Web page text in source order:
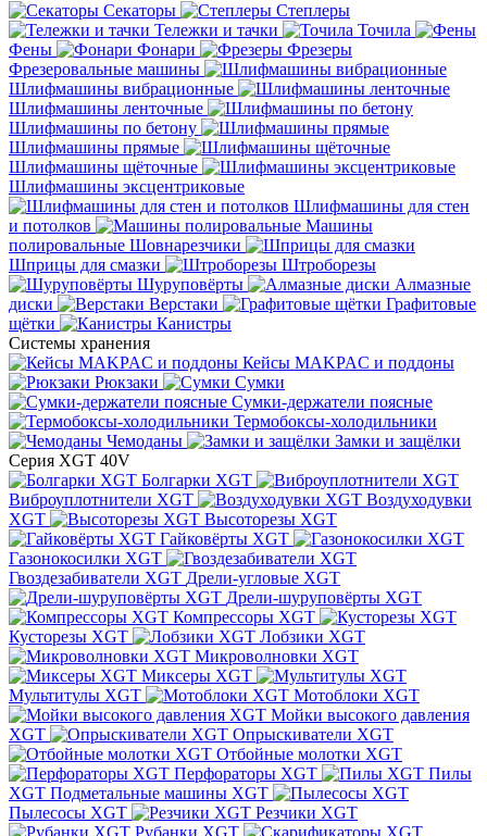
Секаторы
Степлеры
Тележки и тачки
Точила
Фены
Фонари
Фрезеры
Фрезеровальные машины
Шлифмашины вибрационные
Шлифмашины ленточные
Шлифмашины по бетону
Шлифмашины прямые
Шлифмашины щёточные
Шлифмашины эксцентриковые
Шлифмашины для стен
и потолков
Машины
полировальные Шовнарезчики
Шприцы для смазки
Штроборезы
Шуруповёрты
Алмазные
диски
Верстаки
Графитовые
щётки
Канистры
Системы хранения
Кейсы MAKPAC и поддоны
Рюкзаки
Сумки
Сумки-держатели поясные
Термобоксы-холодильники
Чемоданы
Замки и защёлки
Серия XGT 40V
Болгарки XGT
Виброуплотнители XGT
Воздуходувки
XGT
Высоторезы XGT
Гайковёрты XGT
Газонокосилки XGT
Гвоздезабиватели XGT Дрели-угловые XGT
Дрели-шуруповёрты XGT
Компрессоры XGT
Кусторезы XGT
Лобзики XGT
Микроволновки XGT
Миксеры XGT
Мультитулы XGT
Мотоблоки XGT
Мойки высокого давления
XGT
Опрыскиватели XGT
Отбойные молотки XGT
Перфораторы XGT
Пилы
XGT Подметальные машины XGT
Пылесосы XGT
Резчики XGT
Рубанки XGT